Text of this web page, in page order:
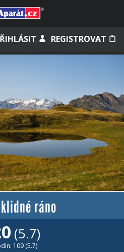
REGISTROVAT
jste heslo?
na starém webu?
ráno
(5.7)
109 (5.7)